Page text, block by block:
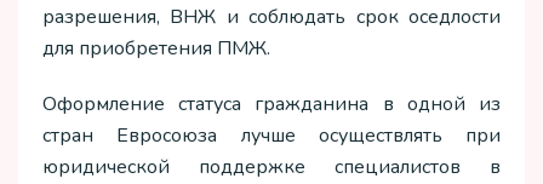
разрешения, ВНЖ и соблюдать срок оседлости
для приобретения ПМЖ.
Оформление статуса гражданина в одной из
стран Евросоюза лучше осуществлять при
юридической поддержке специалистов в